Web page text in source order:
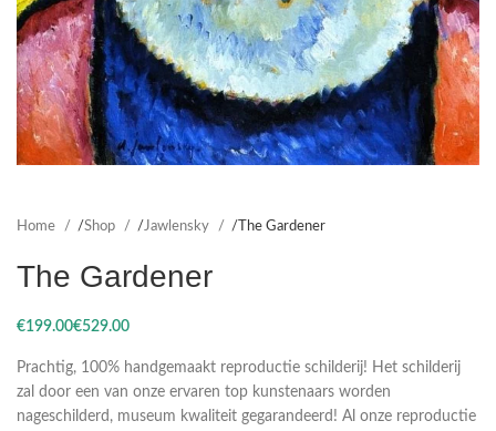
Home Shop Jawlensky The Gardener
The Gardener
€ €
Prachtig, 100% handgemaakt reproductie schilderij! Het schilderij
zal door een van onze ervaren top kunstenaars worden
nageschilderd, museum kwaliteit gegarandeerd! Al onze reproductie